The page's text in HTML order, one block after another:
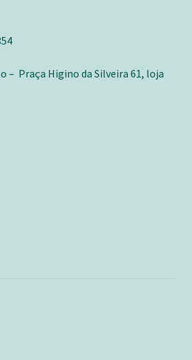
– Praça Higino da Silveira 61, loja